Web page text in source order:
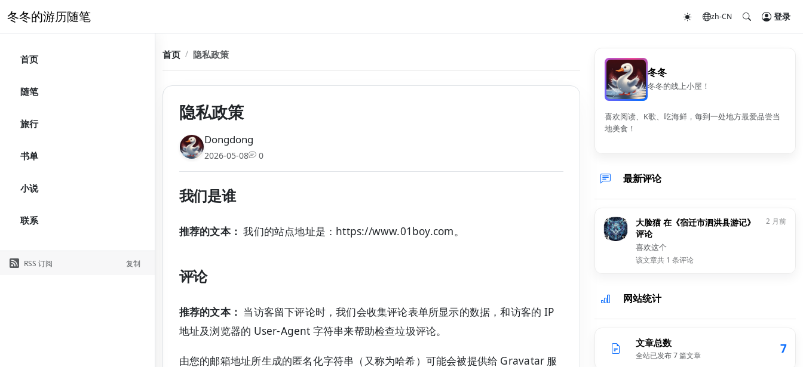
冬冬的游历随笔 zh-CN 登录
首页
随笔
旅行
书单
小说
联系
RSS 订阅 复制
首页 隐私政策
隐私政策
Dongdong
2026-05-08 0
我们是谁
推荐的文本：我们的站点地址是：https://www.01boy.com。
评论
推荐的文本： 当访客留下评论时，我们会收集评论表单所显示的数据，和访客的 IP
地址及浏览器的 User-Agent 字符串来帮助检查垃圾评论。
由您的邮箱地址所生成的匿名化字符串（又称为哈希）可能会被提供给 Gravatar 服
冬冬
冬冬的线上小屋！
喜欢阅读、K歌、吃海鲜，每到一处地方最爱品尝当
地美食！
最新评论
大脸猫 在《宿迁市泗洪县游记》
评论
2 月前
喜欢这个
该文章共 1 条评论
网站统计
文章总数
全站已发布 7 篇文章 7